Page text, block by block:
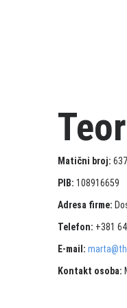
Matični broj:
PIB: 108916659
Adresa firme:
Telefon: +381
E-mail:
Kontakt osoba: